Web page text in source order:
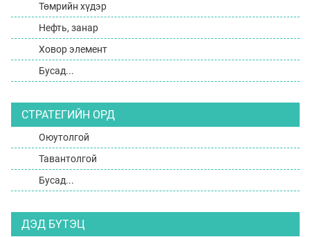
Төмрийн хүдэр
Нефть, занар
Ховор элемент
Бусад...
СТРАТЕГИЙН ОРД
Оюутолгой
Тавантолгой
Бусад...
ДЭД БҮТЭЦ